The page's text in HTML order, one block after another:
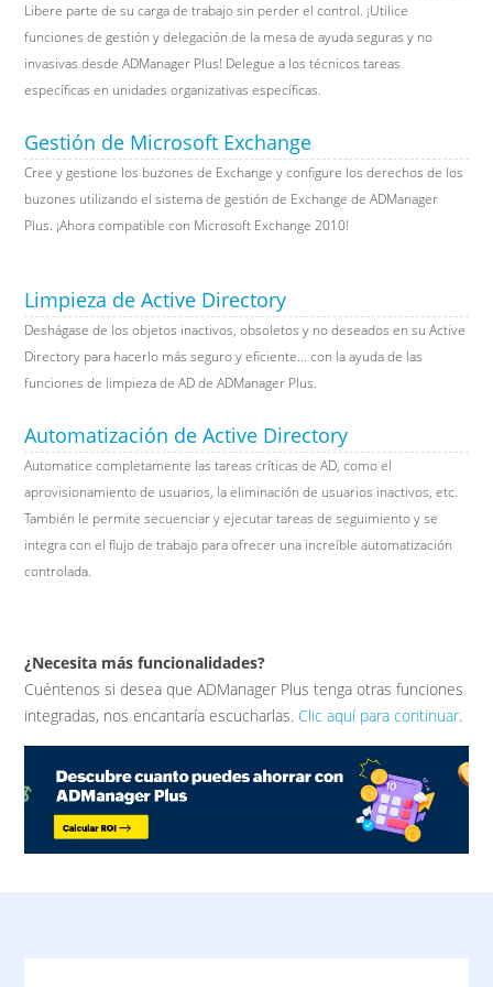
Libere parte de su carga de trabajo sin perder el control. ¡Utilice
funciones de gestión y delegación de la mesa de ayuda seguras y no
invasivas desde ADManager Plus! Delegue a los técnicos tareas
específicas en unidades organizativas específicas.
Gestión de Microsoft Exchange
Cree y gestione los buzones de Exchange y configure los derechos de los
buzones utilizando el sistema de gestión de Exchange de ADManager
Plus. ¡Ahora compatible con Microsoft Exchange 2010!
Limpieza de Active Directory
Deshágase de los objetos inactivos, obsoletos y no deseados en su Active
Directory para hacerlo más seguro y eficiente... con la ayuda de las
funciones de limpieza de AD de ADManager Plus.
Automatización de Active Directory
Automatice completamente las tareas críticas de AD, como el
aprovisionamiento de usuarios, la eliminación de usuarios inactivos, etc.
También le permite secuenciar y ejecutar tareas de seguimiento y se
integra con el flujo de trabajo para ofrecer una increíble automatización
controlada.
¿Necesita más funcionalidades?
Cuéntenos si desea que ADManager Plus tenga otras funciones
integradas, nos encantaría escucharlas. Clic aquí para continuar.